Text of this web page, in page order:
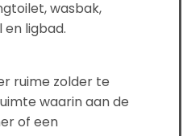
wasbak,
ligbad.
ruime zolder te
waarin aan de
of een